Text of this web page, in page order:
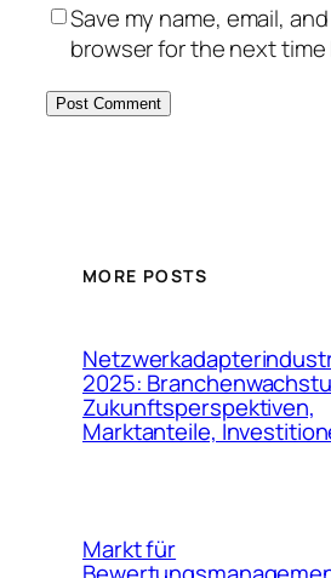
Save my name, email,
browser for the next time
MORE POSTS
2025:
Zukunftsperspektiven,
Marktanteile,
Markt für